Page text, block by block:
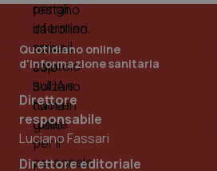
Quotidiano online
d'informazione sanitaria
Direttore
responsabile
Luciano Fassari
Direttore editoriale
PHPSESSID